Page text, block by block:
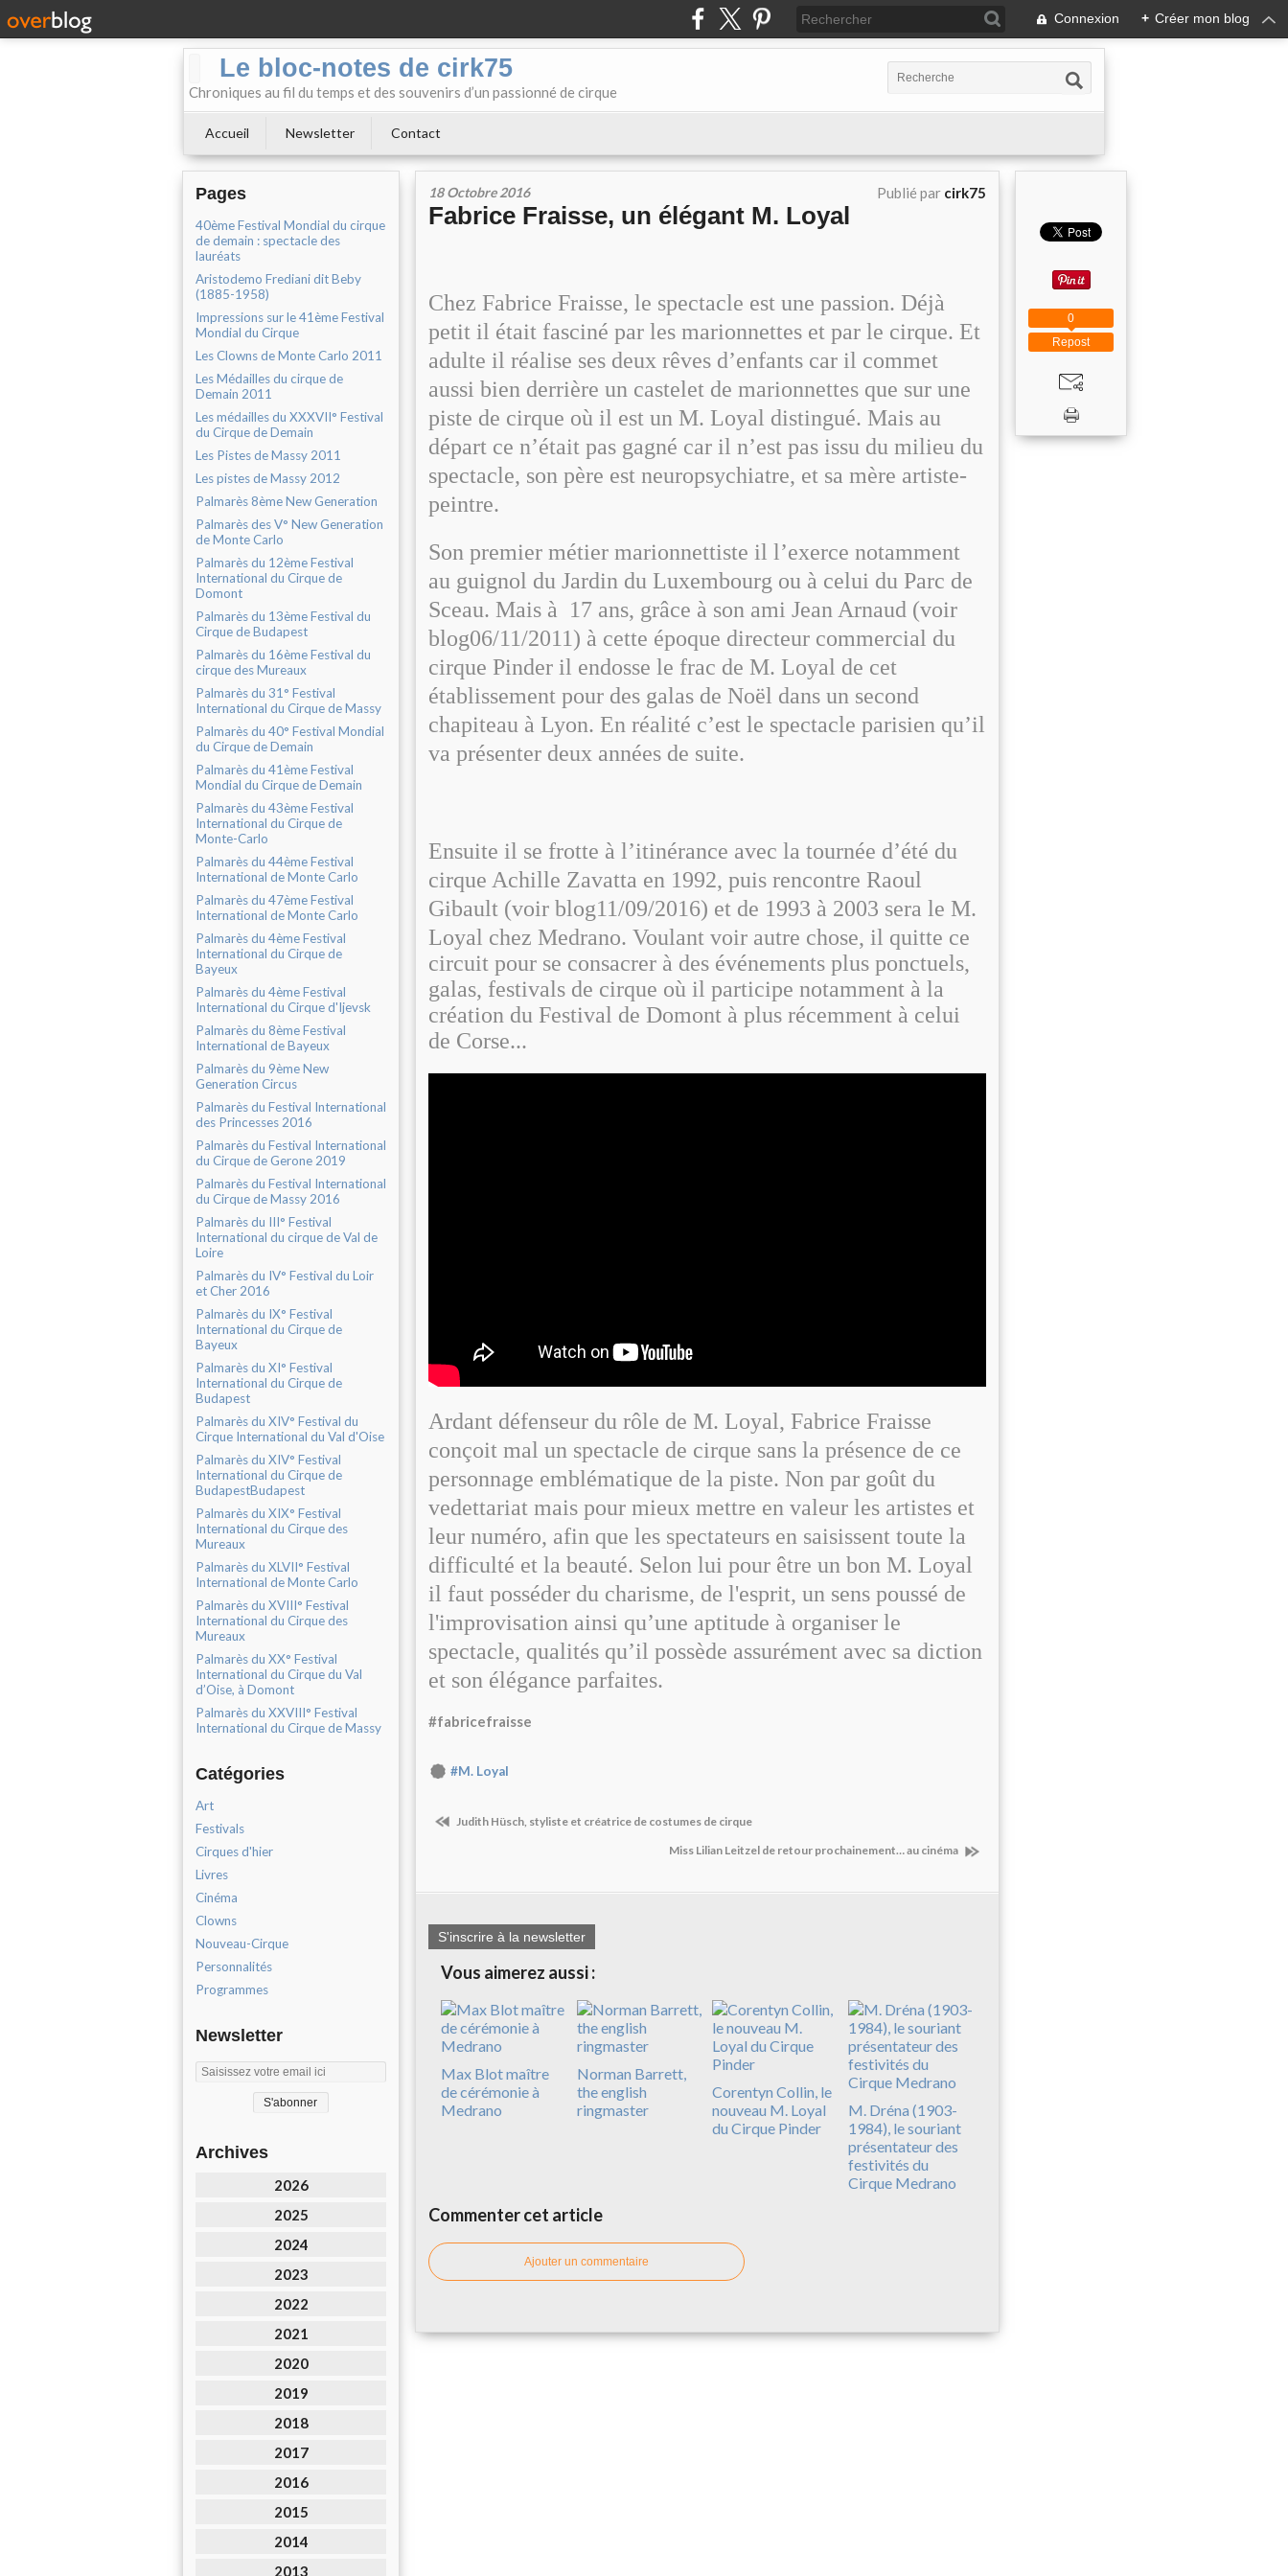
Connexion + Créer mon blog
Le bloc-notes de cirk75
Chroniques au fil du temps et des souvenirs d’un passionné de cirque
Accueil Newsletter Contact
Pages
40ème Festival Mondial du cirque
de demain : spectacle des
lauréats
Aristodemo Frediani dit Beby
(1885-1958)
Impressions sur le 41ème Festival
Mondial du Cirque
Les Clowns de Monte Carlo 2011
Les Médailles du cirque de
Demain 2011
Les médailles du XXXVII° Festival
du Cirque de Demain
Les Pistes de Massy 2011
Les pistes de Massy 2012
Palmarès 8ème New Generation
Palmarès des V° New Generation
de Monte Carlo
Palmarès du 12ème Festival
International du Cirque de
Domont
Palmarès du 13ème Festival du
Cirque de Budapest
Palmarès du 16ème Festival du
cirque des Mureaux
Palmarès du 31° Festival
International du Cirque de Massy
Palmarès du 40° Festival Mondial
du Cirque de Demain
Palmarès du 41ème Festival
Mondial du Cirque de Demain
Palmarès du 43ème Festival
International du Cirque de
Monte-Carlo
Palmarès du 44ème Festival
International de Monte Carlo
Palmarès du 47ème Festival
International de Monte Carlo
Palmarès du 4ème Festival
International du Cirque de
Bayeux
Palmarès du 4ème Festival
International du Cirque d'Ijevsk
Palmarès du 8ème Festival
International de Bayeux
Palmarès du 9ème New
Generation Circus
Palmarès du Festival International
des Princesses 2016
Palmarès du Festival International
du Cirque de Gerone 2019
Palmarès du Festival International
du Cirque de Massy 2016
Palmarès du III° Festival
International du cirque de Val de
Loire
Palmarès du IV° Festival du Loir
et Cher 2016
Palmarès du IX° Festival
International du Cirque de
Bayeux
Palmarès du XI° Festival
International du Cirque de
Budapest
Palmarès du XIV° Festival du
Cirque International du Val d'Oise
Palmarès du XIV° Festival
International du Cirque de
BudapestBudapest
Palmarès du XIX° Festival
International du Cirque des
Mureaux
Palmarès du XLVII° Festival
International de Monte Carlo
Palmarès du XVIII° Festival
International du Cirque des
Mureaux
Palmarès du XX° Festival
International du Cirque du Val
d’Oise, à Domont
Palmarès du XXVIII° Festival
International du Cirque de Massy
Catégories
Art
Festivals
Cirques d'hier
Livres
Cinéma
Clowns
Nouveau-Cirque
Personnalités
Programmes
Newsletter
Archives
2026
2025
2024
2023
2022
2021
2020
2019
2018
2017
2016
2015
2014
2013
18 Octobre 2016 Publié par cirk75
Fabrice Fraisse, un élégant M. Loyal
Chez Fabrice Fraisse, le spectacle est une passion. Déjà
petit il était fasciné par les marionnettes et par le cirque. Et
adulte il réalise ses deux rêves d’enfants car il commet
aussi bien derrière un castelet de marionnettes que sur une
piste de cirque où il est un M. Loyal distingué. Mais au
départ ce n’était pas gagné car il n’est pas issu du milieu du
spectacle, son père est neuropsychiatre, et sa mère artiste-
peintre.
Son premier métier marionnettiste il l’exerce notamment
au guignol du Jardin du Luxembourg ou à celui du Parc de
Sceau. Mais à 17 ans, grâce à son ami Jean Arnaud (voir
blog06/11/2011) à cette époque directeur commercial du
cirque Pinder il endosse le frac de M. Loyal de cet
établissement pour des galas de Noël dans un second
chapiteau à Lyon. En réalité c’est le spectacle parisien qu’il
va présenter deux années de suite.
Ensuite il se frotte à l’itinérance avec la tournée d’été du
cirque Achille Zavatta en 1992, puis rencontre Raoul
Gibault (voir blog11/09/2016) et de 1993 à 2003 sera le M.
Loyal chez Medrano. Voulant voir autre chose, il quitte ce
circuit pour se consacrer à des événements plus ponctuels,
galas, festivals de cirque où il participe notamment à la
création du Festival de Domont à plus récemment à celui
de Corse...
Ardant défenseur du rôle de M. Loyal, Fabrice Fraisse
conçoit mal un spectacle de cirque sans la présence de ce
personnage emblématique de la piste. Non par goût du
vedettariat mais pour mieux mettre en valeur les artistes et
leur numéro, afin que les spectateurs en saisissent toute la
difficulté et la beauté. Selon lui pour être un bon M. Loyal
il faut posséder du charisme, de l'esprit, un sens poussé de
l'improvisation ainsi qu’une aptitude à organiser le
spectacle, qualités qu’il possède assurément avec sa diction
et son élégance parfaites.
#fabricefraisse
#M. Loyal
Judith Hüsch, styliste et créatrice de costumes de cirque
Miss Lilian Leitzel de retour prochainement… au cinéma
S'inscrire à la newsletter
Vous aimerez aussi :
Max Blot maître
de cérémonie à
Medrano
Norman Barrett,
the english
ringmaster
Corentyn Collin, le
nouveau M. Loyal
du Cirque Pinder
M. Dréna (1903-
1984), le souriant
présentateur des
festivités du
Cirque Medrano
Commenter cet article
Ajouter un commentaire
Repost
0